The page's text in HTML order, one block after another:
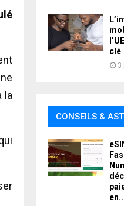
la
clé
3
CONSEILS &